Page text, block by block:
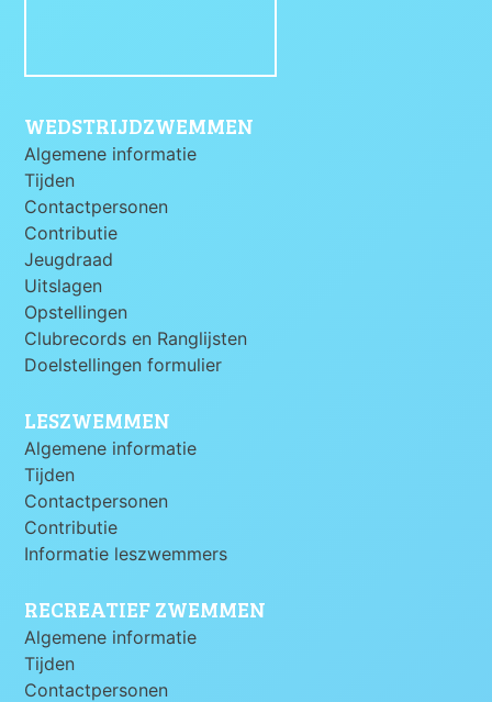
WEDSTRIJDZWEMMEN
Algemene informatie
Tijden
Contactpersonen
Contributie
Jeugdraad
Uitslagen
Opstellingen
Clubrecords en Ranglijsten
Doelstellingen formulier
LESZWEMMEN
Algemene informatie
Tijden
Contactpersonen
Contributie
Informatie leszwemmers
RECREATIEF ZWEMMEN
Algemene informatie
Tijden
Contactpersonen